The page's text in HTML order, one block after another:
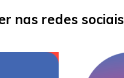
nas redes sociais